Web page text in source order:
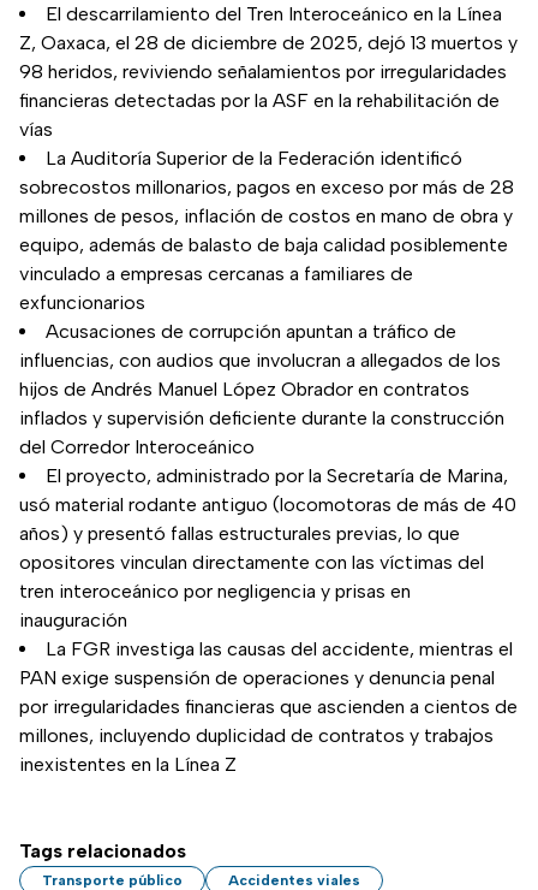
El descarrilamiento del Tren Interoceánico en la Línea
Z, Oaxaca, el 28 de diciembre de 2025, dejó 13 muertos y
98 heridos, reviviendo señalamientos por irregularidades
financieras detectadas por la ASF en la rehabilitación de
vías
La Auditoría Superior de la Federación identificó
sobrecostos millonarios, pagos en exceso por más de 28
millones de pesos, inflación de costos en mano de obra y
equipo, además de balasto de baja calidad posiblemente
vinculado a empresas cercanas a familiares de
exfuncionarios
Acusaciones de corrupción apuntan a tráfico de
influencias, con audios que involucran a allegados de los
hijos de Andrés Manuel López Obrador en contratos
inflados y supervisión deficiente durante la construcción
del Corredor Interoceánico
El proyecto, administrado por la Secretaría de Marina,
usó material rodante antiguo (locomotoras de más de 40
años) y presentó fallas estructurales previas, lo que
opositores vinculan directamente con las víctimas del
tren interoceánico por negligencia y prisas en
inauguración
La FGR investiga las causas del accidente, mientras el
PAN exige suspensión de operaciones y denuncia penal
por irregularidades financieras que ascienden a cientos de
millones, incluyendo duplicidad de contratos y trabajos
inexistentes en la Línea Z
Tags relacionados
Transporte público Accidentes viales